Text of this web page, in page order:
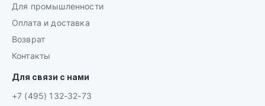
Для промышленности
Оплата и доставка
Возврат
Контакты
Для связи с нами
+7 (495) 132-32-73